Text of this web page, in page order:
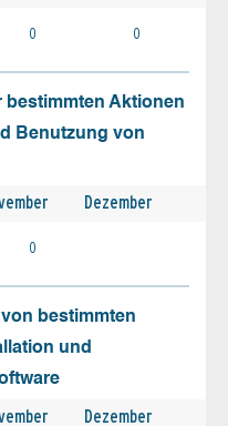
0 0
bestimmten Aktionen
Benutzung von
Dezember
0
bestimmten
und
Dezember